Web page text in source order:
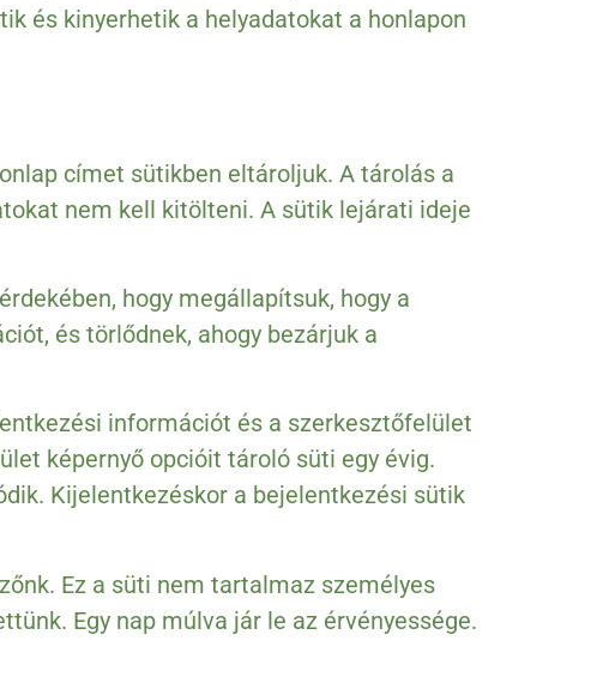
és kinyerhetik a helyadatokat a honlapon
címet sütikben eltároljuk. A tárolás a
nem kell kitölteni. A sütik lejárati ideje
hogy megállapítsuk, hogy a
és törlődnek, ahogy bezárjuk a
információt és a szerkesztőfelület
képernyő opcióit tároló süti egy évig.
Kijelentkezéskor a bejelentkezési sütik
Ez a süti nem tartalmaz személyes
Egy nap múlva jár le az érvényessége.